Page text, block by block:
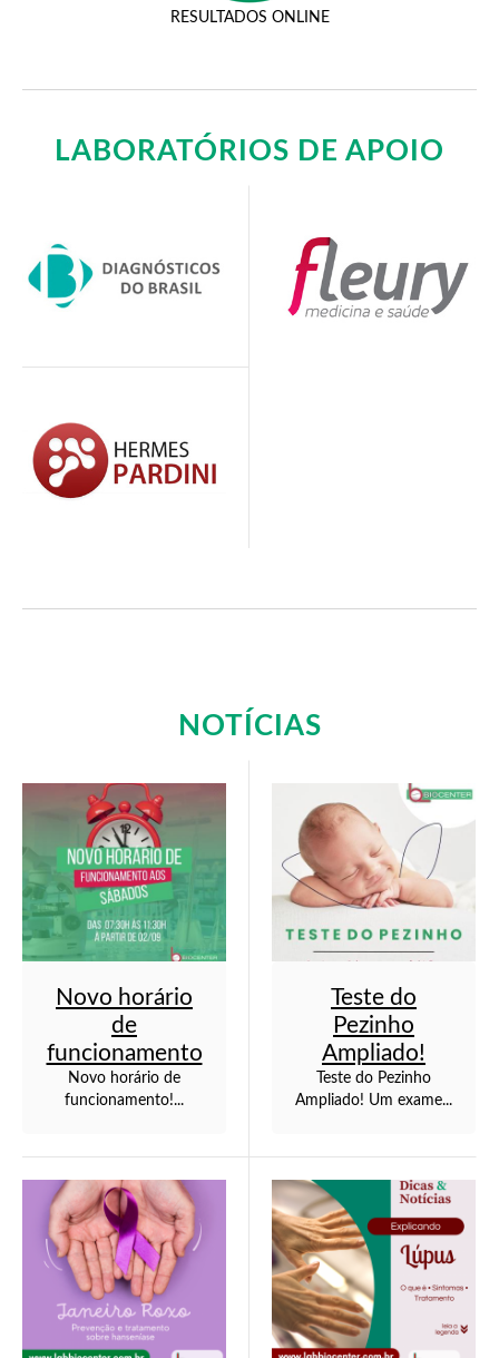
RESULTADOS ONLINE
LABORATÓRIOS DE APOIO
NOTÍCIAS
Novo horário
de
funcionamento
Novo horário de
funcionamento!...
Teste do
Pezinho
Ampliado!
Teste do Pezinho
Ampliado! Um exame...